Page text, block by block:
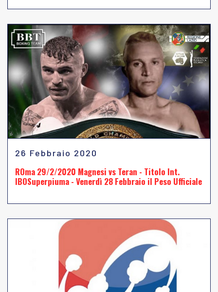
26 Febbraio 2020
ROma 29/2/2020 Magnesi vs Teran - Titolo Int.
IBOSuperpiuma - Venerdì 28 Febbraio il Peso Ufficiale